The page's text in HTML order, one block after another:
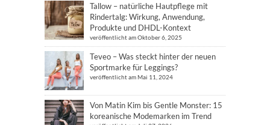
Tallow – natürliche Hautpflege mit
Rindertalg: Wirkung, Anwendung,
Produkte und DHDL-Kontext
veröffentlicht am Oktober 6, 2025
Teveo – Was steckt hinter der neuen
Sportmarke für Leggings?
veröffentlicht am Mai 11, 2024
Von Matin Kim bis Gentle Monster: 15
koreanische Modemarken im Trend